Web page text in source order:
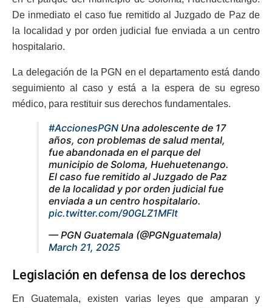
De inmediato el caso fue remitido al Juzgado de Paz de
la localidad y por orden judicial fue enviada a un centro
hospitalario.
La delegación de la PGN en el departamento está dando
seguimiento al caso y está a la espera de su egreso
médico, para restituir sus derechos fundamentales.
#AccionesPGN Una adolescente de 17
años, con problemas de salud mental,
fue abandonada en el parque del
municipio de Soloma, Huehuetenango.
El caso fue remitido al Juzgado de Paz
de la localidad y por orden judicial fue
enviada a un centro hospitalario.
pic.twitter.com/90GLZ1MFlt
— PGN Guatemala (@PGNguatemala)
March 21, 2025
Legislación en defensa de los derechos
En Guatemala, existen varias leyes que amparan y